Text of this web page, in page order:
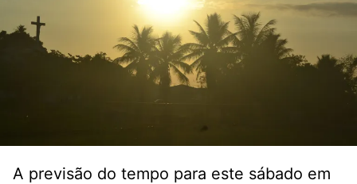
A previsão do tempo para este sábado em